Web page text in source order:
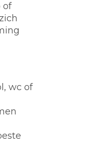
of
wc of